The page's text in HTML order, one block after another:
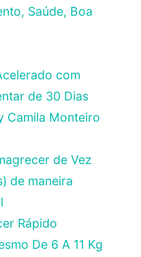
Saúde, Boa
com
de 30 Dias
Camila Monteiro
de Vez
de maneira
Rápido
De 6 A 11 Kg